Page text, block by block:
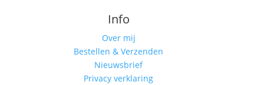
Info
Over mij
Bestellen & Verzenden
Nieuwsbrief
Privacy verklaring